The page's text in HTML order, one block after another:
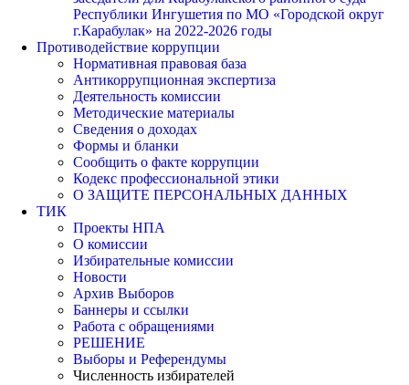
Республики Ингушетия по МО «Городской округ
г.Карабулак» на 2022-2026 годы
Противодействие коррупции
Нормативная правовая база
Антикоррупционная экспертиза
Деятельность комиссии
Методические материалы
Сведения о доходах
Формы и бланки
Сообщить о факте коррупции
Кодекс профессиональной этики
О ЗАЩИТЕ ПЕРСОНАЛЬНЫХ ДАННЫХ
ТИК
Проекты НПА
О комиссии
Избирательные комиссии
Новости
Архив Выборов
Баннеры и ссылки
Работа с обращениями
РЕШЕНИЕ
Выборы и Референдумы
Численность избирателей